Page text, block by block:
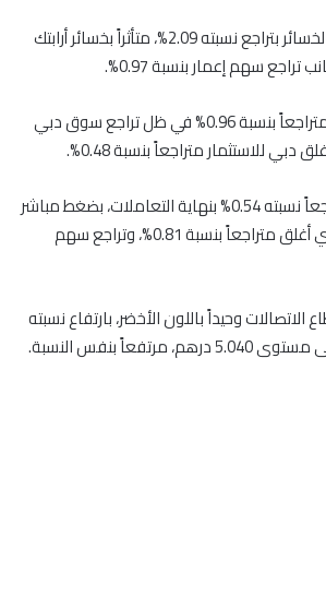
وتصدر قطاع العقارات الخسائر بتراجع نسبته 2.09%، متأثراً بخسائر أرابتك
وأغلق قطاع الاستثمار متراجعاً بنسبة 0.96% في ظل تراجع سوق دبي
وسجل قطاع البنوك تراجعاً نسبته 0.54% بنهاية التعاملات، بضغط مباشر
من دبي الإسلامي الذي أغلق متراجعاً بنسبة 0.81%، وتراجع سهم
وحيداً باللون الأخضر، بارتفاع نسبته